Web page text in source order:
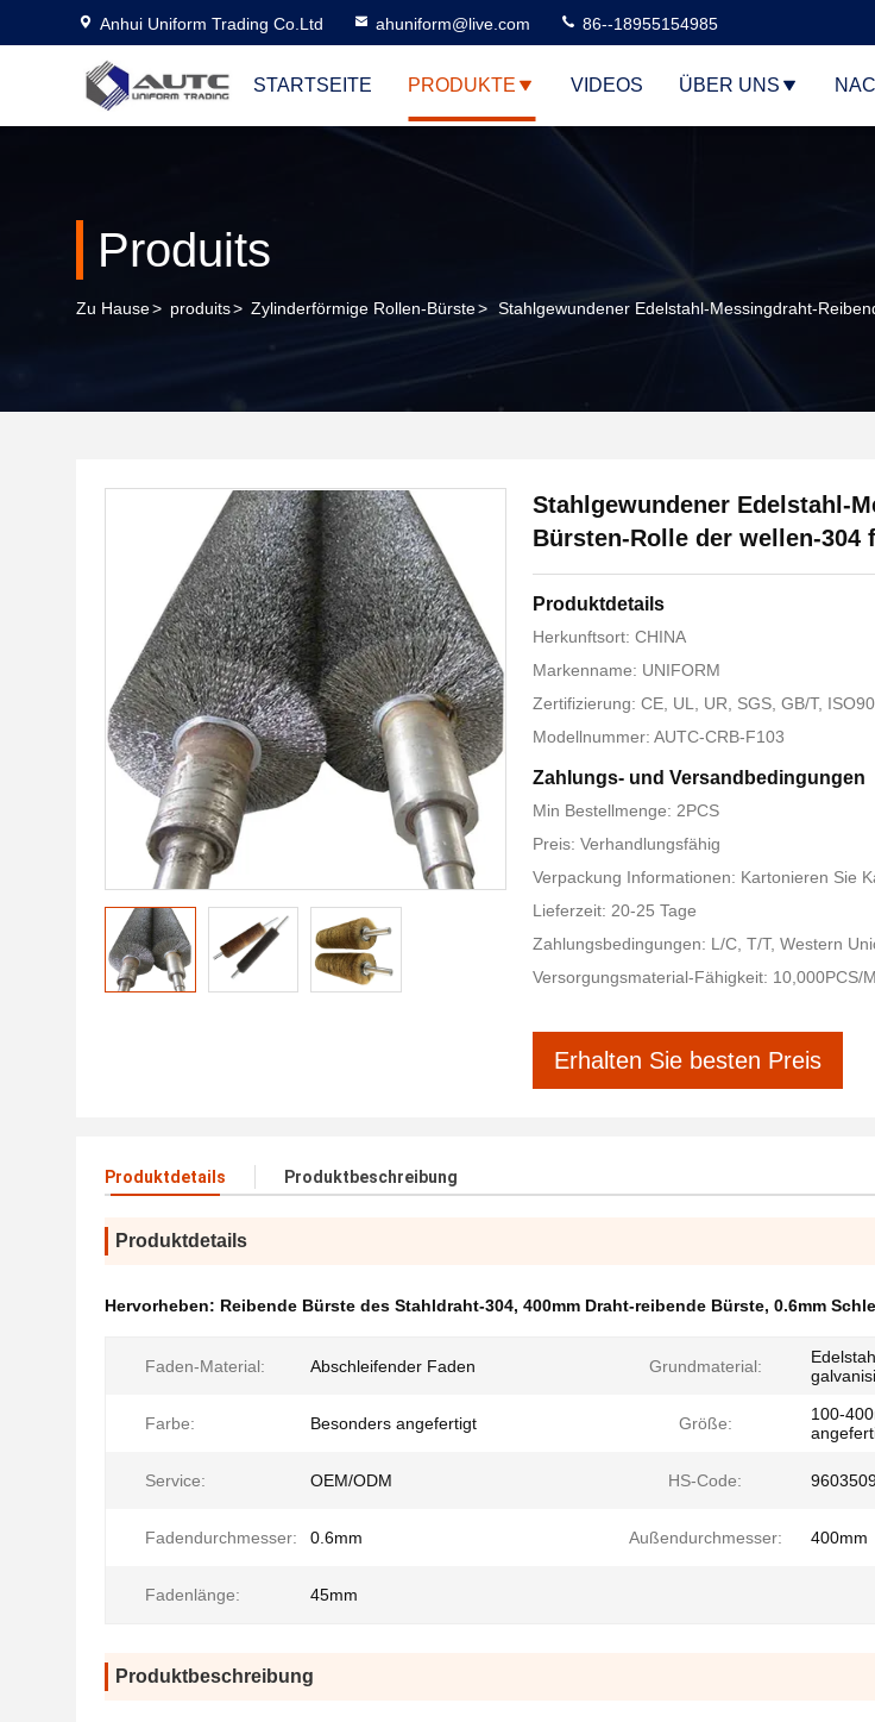
Anhui Uniform Trading Co.Ltd ahuniform@live.com 86--18955154985
STARTSEITE PRODUKTE VIDEOS ÜBER UNS
Produits
Zu Hause> produits> Zylinderförmige Rollen-Bürste> Stahlgewundener Edelstahl-Messingdraht-
Stahlgewundener Edelstahl-
Bürsten-Rolle der wellen-304
Produktdetails
Herkunftsort: CHINA
Markenname: UNIFORM
Zertifizierung: CE, UL, UR, SGS, GB/T,
Modellnummer: AUTC-CRB-F103
Zahlungs- und Versandbedingungen
Min Bestellmenge: 2PCS
Preis: Verhandlungsfähig
Verpackung Informationen: Kartonieren Sie
Lieferzeit: 20-25 Tage
Zahlungsbedingungen: L/C, T/T, Western
Versorgungsmaterial-Fähigkeit: 10,000PCS/
Erhalten Sie besten Preis
Produktdetails Produktbeschreibung
Produktdetails
Hervorheben: Reibende Bürste des Stahldraht-304, 400mm Draht-reibende Bürste, 0.6mm
Faden-Material: Abschleifender Faden Grundmaterial:
Farbe: Besonders angefertigt Größe:
100-
Service: OEM/ODM HS-Code:
Fadendurchmesser: 0.6mm Außendurchmesser: 400mm
Fadenlänge: 45mm
Produktbeschreibung